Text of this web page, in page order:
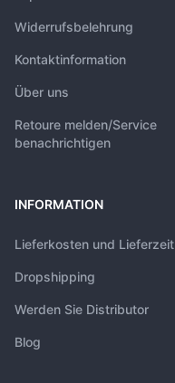
Widerrufsbelehrung
Kontaktinformation
Über uns
Retoure melden/Service
benachrichtigen
INFORMATION
Lieferkosten und Lieferzeit
Dropshipping
Werden Sie Distributor
Blog